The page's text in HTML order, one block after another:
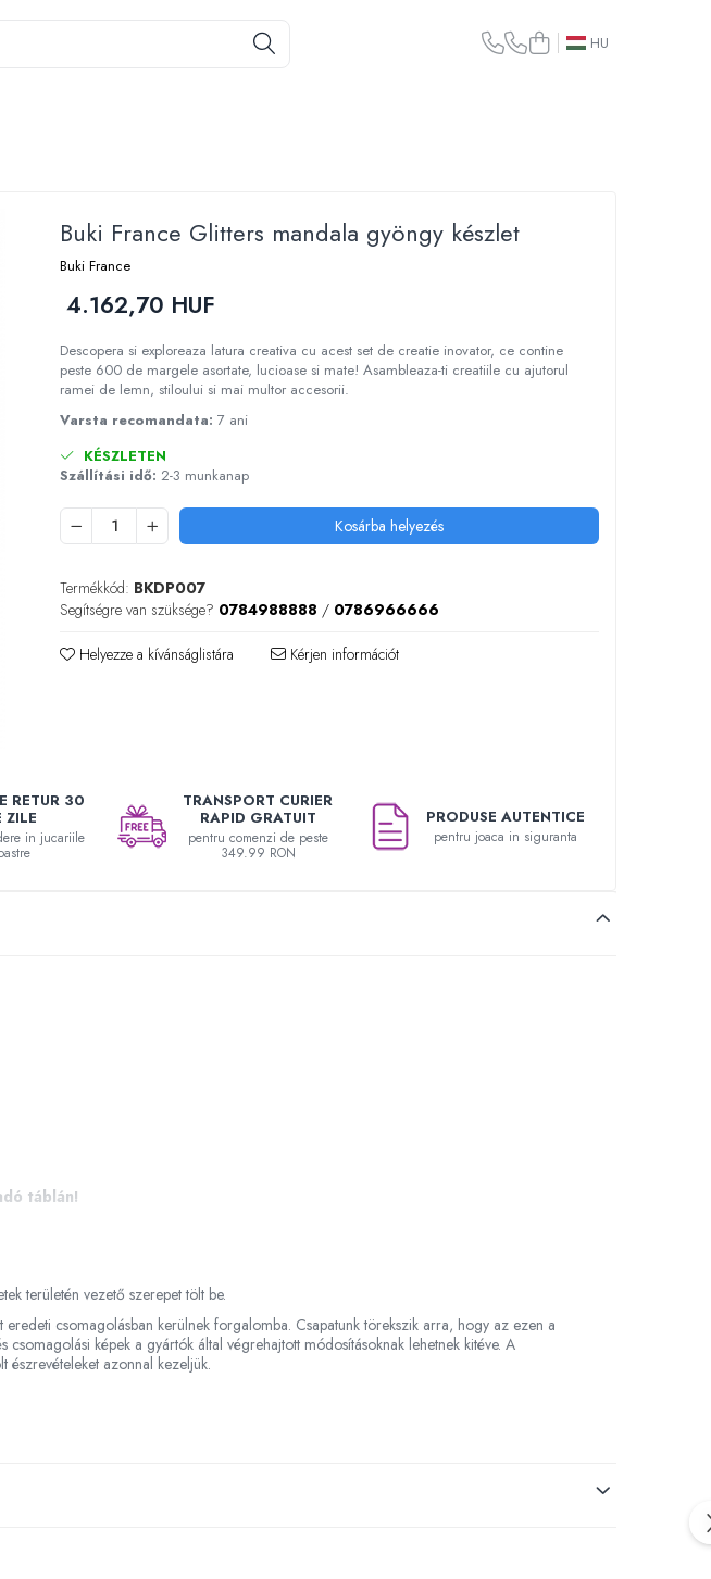
HU
Buki France Glitters mandala gyöngy készlet
Buki France
4.162,70 HUF
Descopera si exploreaza latura creativa cu acest set de creatie inovator, ce contine
peste 600 de margele asortate, lucioase si mate! Asambleaza-ti creatiile cu ajutorul
ramei de lemn, stiloului si mai multor accesorii.
Varsta recomandata:7 ani
KÉSZLETEN
Szállítási idő: 2-3 munkanap
Kosárba helyezés
Termékkód: BKDP007
Segítségre van szüksége? 0784988888 / 0786966666
Helyezze a kívánságlistára Kérjen információt
RETUR 30
ZILE
in jucariile
TRANSPORT CURIER
RAPID GRATUIT
pentru comenzi de peste
349.99 RON
PRODUSE AUTENTICE
pentru joaca in siguranta
táblán!
területén vezető szerepet tölt be.
csomagolásban kerülnek forgalomba. Csapatunk törekszik arra, hogy az ezen a
képek a gyártók által végrehajtott módosításoknak lehetnek kitéve. A
észrevételeket azonnal kezeljük.